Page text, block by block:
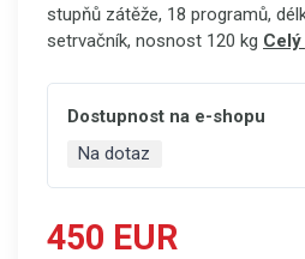
stupňů zátěže, 18 programů,
setrvačník, nosnost 120 kg
Dostupnost na e-shopu
Na dotaz
450 EUR